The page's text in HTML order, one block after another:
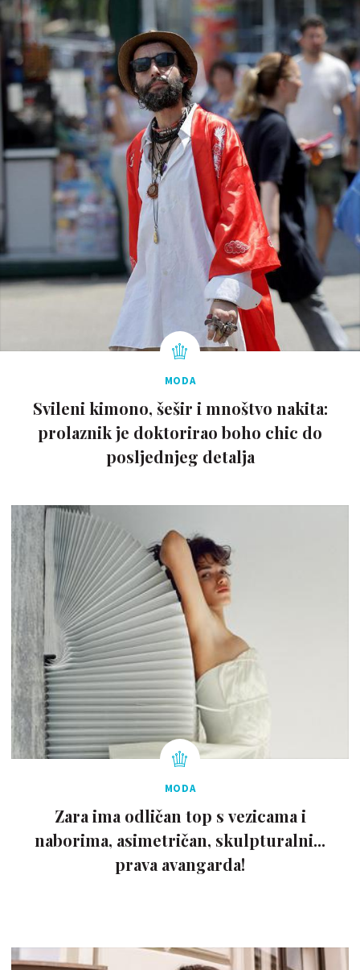
MODA
Svileni kimono, šešir i mnoštvo nakita:
prolaznik je doktorirao boho chic do
posljednjeg detalja
MODA
Zara ima odličan top s vezicama i
naborima, asimetričan, skulpturalni...
prava avangarda!